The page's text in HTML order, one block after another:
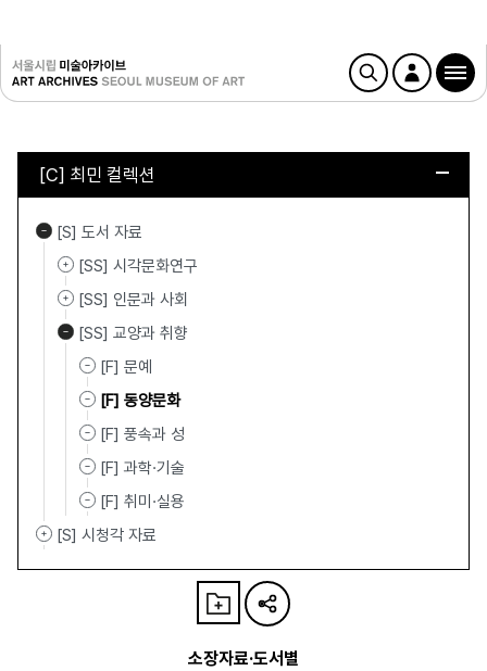
[C] 최민 컬렉션
[S] 도서 자료
[SS] 시각문화연구
[SS] 인문과 사회
[SS] 교양과 취향
[F] 문예
[F] 동양문화
[F] 풍속과 성
[F] 과학·기술
[F] 취미·실용
[S] 시청각 자료
소장자료·도서별